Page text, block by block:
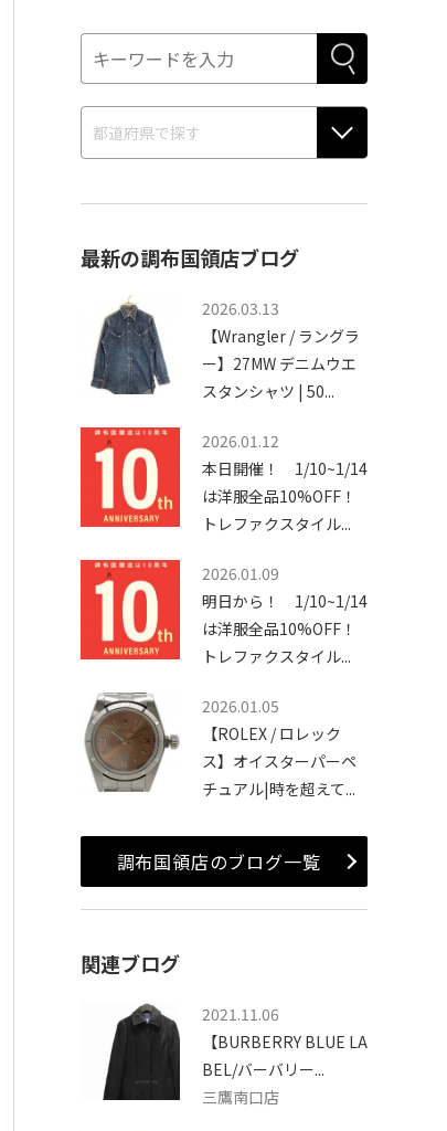
最新の調布国領店ブログ
2026.03.13
【Wrangler / ラングラ
ー】27MW デニムウエ
スタンシャツ | 50...
2026.01.12
本日開催！ 1/10~1/14
は洋服全品10%OFF！
トレファクスタイル...
2026.01.09
明日から！ 1/10~1/14
は洋服全品10%OFF！
トレファクスタイル...
2026.01.05
【ROLEX / ロレック
ス】オイスターパーペ
チュアル|時を超えて...
調布国領店のブログ一覧
関連ブログ
2021.11.06
【BURBERRY BLUE LA
BEL/バーバリー...
三鷹南口店